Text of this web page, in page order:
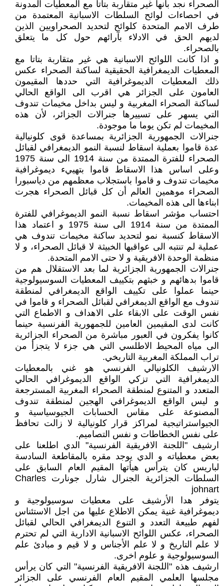
الصحراء نجد بأنها غير متقاربة بتاتا مع المعطيات المدونة
في احصاءات لوائح السلطات الاسبانية المعتمدة من
طرف الامم المتحدة كلوائح لتحديد الصحراويين الذين
لديهم الحق في الادلاء بآرائهم حول كل ما يتعلق
بالصحراء.
و اذا كانت اللوائح الاسبانية هي غير متقاربة بتاتا مع
المعطيات الديمغرافية الحقيقية لساكنة الصحراء عكس
ذلك المعطيات الديموغرافية التي حددها المقيمون
العامون على الجزائر هي اقرب الى الواقع الحالي
لساكنة الصحراء المغربية و ليس بداخل مخيمات تندوف
التي يسهر على تسييرها جنرالات الجزائر، لأن هذه
المخيمات لم تكن يوما ما موجودة.
جنرالات الجمهورية الجزائرية بمساعدة قوى كلونيالية
عدة قاموا بعملية اسقاط لنسبة النمو الديمغرافي لقبائل
الصحراء للفترة الممتدة من سنة 1914 الى سنة 1975
وعلى اساس هذا الاسقاط قاموا بتهييء ديموغرافية
مخيمات تندوف و قاموا باستجلاب معظمهم من دياسبورا
الصحراء موهمين العالم أن كل قبائل الصحراء هجرت
ابناءها الى هذه المخيمات.
احتساب مؤشر اسقاط نسبة النمو الديموغرافي للفترة
الممتدة من سنة 1914 الى سنة 1975 و اعتماد هذا
الاسقاط كنسبة نمو لتحديد ساكنة مخيمات تندوف هي
عملية لم تنتبه الى عواقبها الخبيثة لا قبائل الصحراء، و لا
منظمة الوحدة الافريقية و لا حتى الامم المتحدة.
جنرالات الجمهورية الجزائرية لما بعد الاستقلال هم من
قاموا بدهائهم و خبثهم بتكييف المعطيات السوسيولوجية
حينما عملوا على تكييف الواقع الديمغرافي لمنطقة
تندوف مع الواقع الديمغرافي لقبائل الصحراء و قاموا في
نفس الوقت على الابقاء على الاهداف و الاطماع التي
كانت لدى المقيمين العامين للجمهورية الفرنسية حينما
كانوا يفكرون في العبور مباشرة من الصحراء الجزائرية
الى مياه المحيط الاطلسي التي هي جزء لا يتجزأ من
تراب المملكة المغربية التاريخي.
الارشيف الكلونيالي الفرنسي هو غني بالمعطيات
الديمغرافية التي تزكي الواقع الديموغرافي الحالي
المتعدد و المتنوع لمنطقة الصحراء المغربية المسترجعة
و ليس الواقع الديموغرافي الهجين لمنطقة تندوف
المصنوعة على مقاس الحسابات الجيوسياسية و
الجيواستراتيجية لمراكز قرار كلونيالية لا زالت تحافظ
على نفس الخطاطات و نفس التصاميم.
ارشيف "اللجنة الافريقية الفرنسية" الدي اطلعنا على
بعض معطياته و الدي يوجد مقره بالمقاطعة السادسة
لباريس كان يترأس هيأتها المقيم العام السابق على
السلطات الجزائرية الجنرال شارل جونارت Charles
johnart
يتوفر هدا الأرشيف على معطيات سوسيولوجية و
ديموغرافية غنية يمكن الاطلاع عليها من اجل الاستئناس
لفهم طبيعة التعدد و التنوع الديمغرافي الحالي لقبائل
الصحراء، عكس اللوائح الاسبانية الادارية التي لم تحترم
لا علم التاريخ و لا علم الأجناس و لا قيم و مبادئ علم
السوسيولوجية و علوم اخرى.
ارشيف هذه "اللجنة الافريقية الفرنسية" التي كان يرأس
مجلسها العلمي المقيم العام الفرنسي على الجزائر